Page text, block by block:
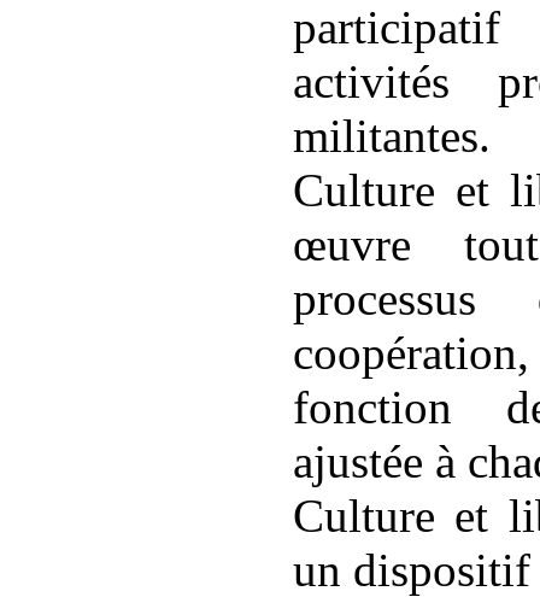
participatif
activités
militantes.
Culture et
œuvre
fonction
ajustée à
Culture et
un dispositif